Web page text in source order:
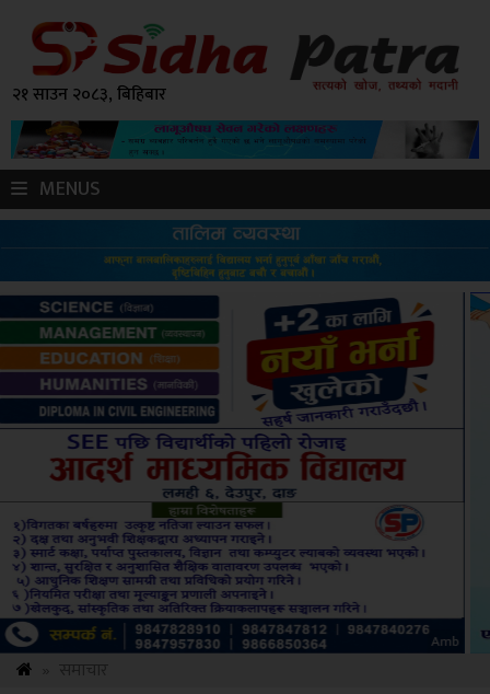
२१ साउन २०८३, बिहिबार
MENUS
ksbus